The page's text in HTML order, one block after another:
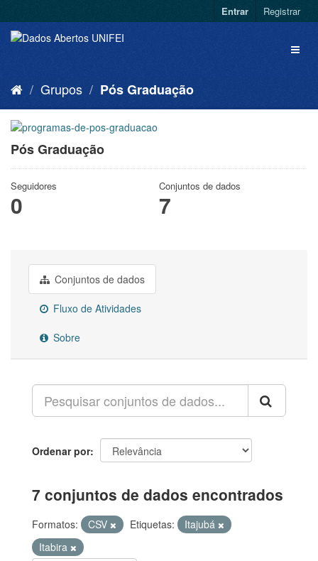
Entrar Registrar
Grupos Pós Graduação
Pós Graduação
Seguidores
0
Conjuntos de dados
7
Conjuntos de dados
Fluxo de Atividades
Sobre
Ordenar por
7 conjuntos de dados encontrados
Formatos: CSV Etiquetas:
Itajubá
Itabira